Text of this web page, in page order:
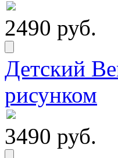
2490 руб.
Детский
рисунком
3490 руб.